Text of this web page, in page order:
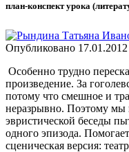
план-конспект урока
Опубликовано
Особенно трудно
произведение. За
потому что смешное и
неразрывно. Поэтому мы
эвристической беседы
одного эпизода.
сценическая версия: